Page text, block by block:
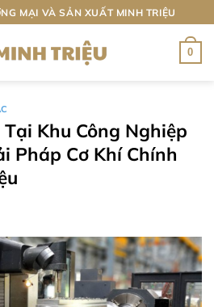
MẠI VÀ SẢN XUẤT MINH TRIỆU
0
Khu Công Nghiệp
Pháp Cơ Khí Chính